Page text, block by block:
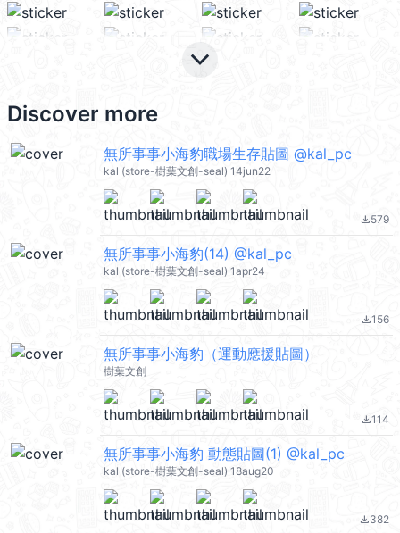
keyboard_arrow_down
Discover more
無所事事小海豹職場生存貼圖 @kal_pc
kal (store-樹葉文創-seal) 14jun22
file_download579
無所事事小海豹(14) @kal_pc
kal (store-樹葉文創-seal) 1apr24
file_download156
無所事事小海豹（運動應援貼圖）
樹葉文創
file_download114
無所事事小海豹 動態貼圖(1) @kal_pc
kal (store-樹葉文創-seal) 18aug20
file_download382